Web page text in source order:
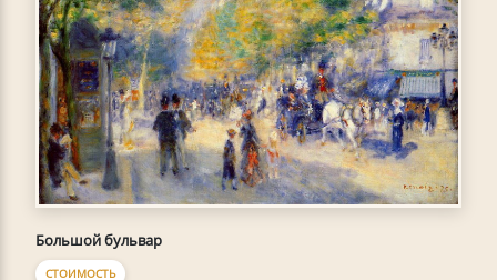
Большой бульвар
СТОИМОСТЬ